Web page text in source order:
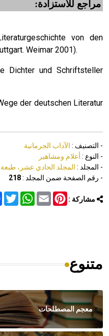
مراجع للاستزادة:
von den
Weimar 2001).
Dichter und Schriftsteller
der deutschen Literatur
- التصنيف : الآداب الجرمانية
- النوع : أعلام ومشاهير
- المجلد : المجلد الحادي عشر، طبعة 2005، دمشق
- رقم الصفحة ضمن المجلد :218
مشاركة : WhatsAppEmail
Pinterest
متنوع
معجم المصطلحات